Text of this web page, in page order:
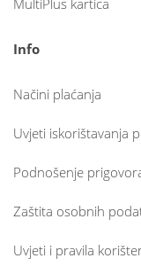
MultiPlus kartica
Info
Načini plaćanja
Uvjeti iskorištavanja
Podnošenje
Zaštita osobnih
Uvjeti i pravila